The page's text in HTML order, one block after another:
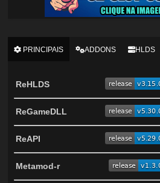
PRINCIPAIS ADDONS HLDS
ReHLDS
ReGameDLL
ReAPI
Metamod-r